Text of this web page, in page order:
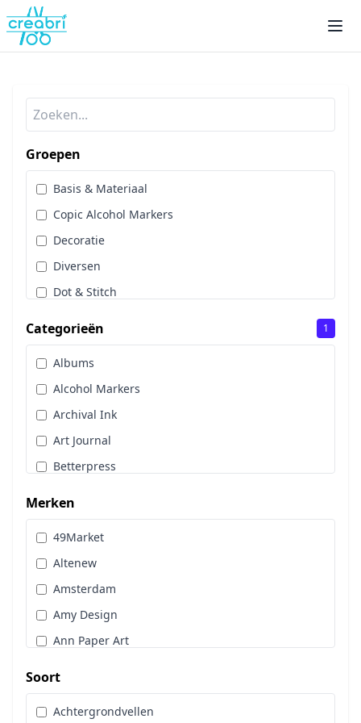
Groepen
Basis & Materiaal
Copic Alcohol Markers
Decoratie
Diversen
Dot & Stitch
Sale
Stans, Embos & Stencils
Stempels
Workshoppakket
Pan Pastel
Categorieën 1
Albums
Alcohol Markers
Archival Ink
Art Journal
Betterpress
Brads
Cadence
Designpapier
Distress Oxide Spray
Distress Spritz
Divers
Dot & Do
Embossingpoeder
Merken
49Market
Altenew
Amsterdam
Amy Design
Ann Paper Art
Art Impressions
Art Journaling
Soort
Achtergrondvellen